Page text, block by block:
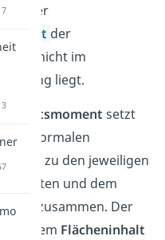
falls der
der
nicht im
liegt.
setzt
den normalen
zu den jeweiligen
und dem
Anteil zusammen. Der
aus dem Flächeninhalt